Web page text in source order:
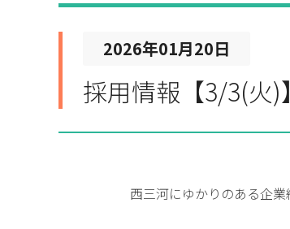
2026年01月20日
採用情報【3/3(火
西三河にゆかりのある企